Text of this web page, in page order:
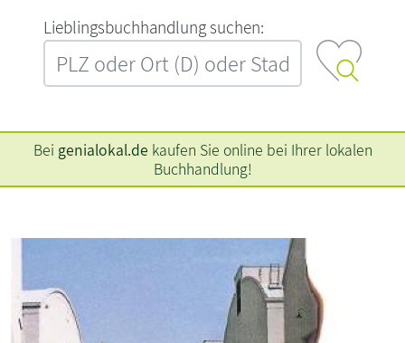
L‍i‍e‍b‍l‍i‍n‍g‍s‍b‍u‍c‍h‍h‍a‍n‍d‍l‍u‍n‍g‍ ‍s‍u‍c‍h‍e‍n‍:‍
Bei genialokal.de kaufen Sie online bei Ihrer lokalen
Buchhandlung!